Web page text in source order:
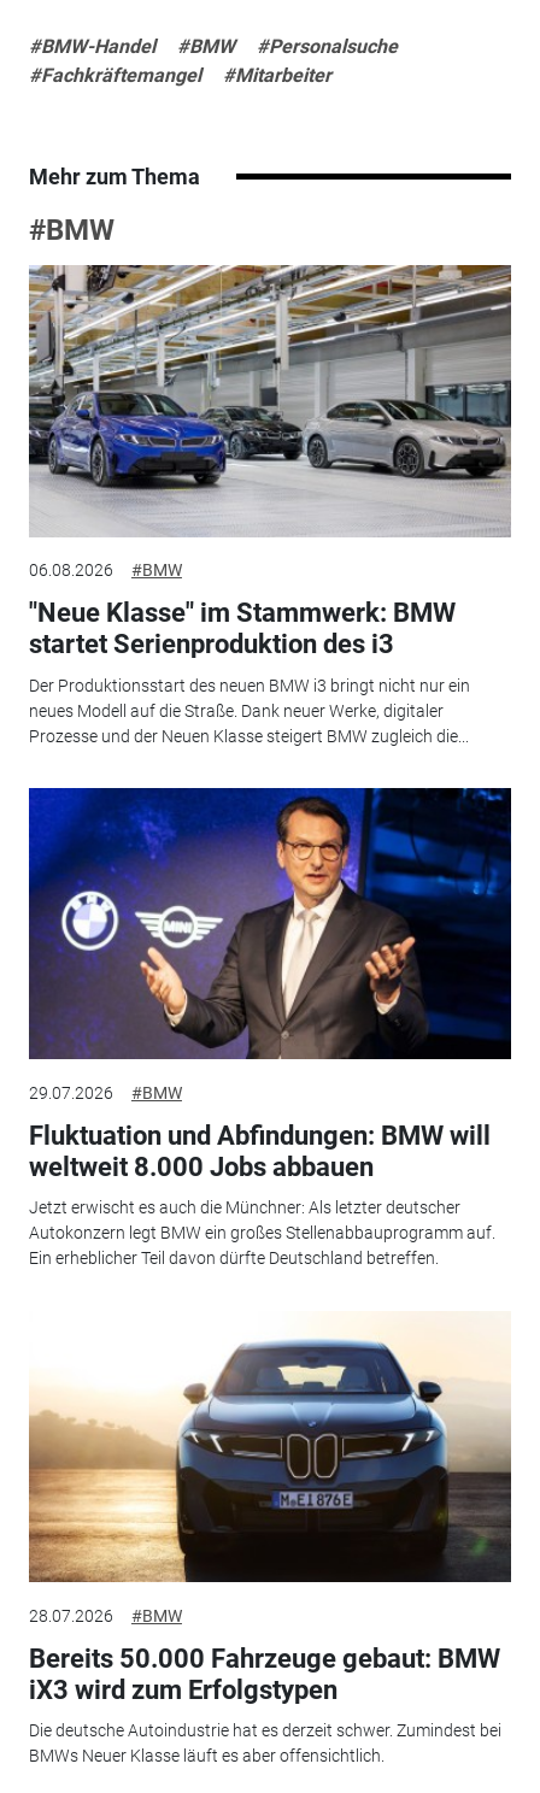
#BMW-Handel #BMW
#Personalsuche
#Fachkräftemangel
#Mitarbeiter
Mehr zum Thema
#BMW
06.08.2026 #BMW
"Neue Klasse" im Stammwerk: BMW
startet Serienproduktion des i3
Der Produktionsstart des neuen BMW i3 bringt nicht nur ein
neues Modell auf die Straße. Dank neuer Werke, digitaler
Prozesse und der Neuen Klasse steigert BMW zugleich die...
29.07.2026 #BMW
Fluktuation und Abfindungen: BMW will
weltweit 8.000 Jobs abbauen
Jetzt erwischt es auch die Münchner: Als letzter deutscher
Autokonzern legt BMW ein großes Stellenabbauprogramm auf.
Ein erheblicher Teil davon dürfte Deutschland betreffen.
28.07.2026 #BMW
Bereits 50.000 Fahrzeuge gebaut: BMW
iX3 wird zum Erfolgstypen
Die deutsche Autoindustrie hat es derzeit schwer. Zumindest bei
BMWs Neuer Klasse läuft es aber offensichtlich.